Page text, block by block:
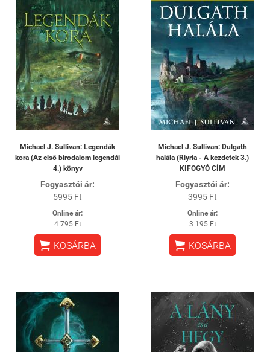
Michael J. Sullivan: Legendák
kora (Az első birodalom legendái
4.) könyv
Fogyasztói ár:
5995 Ft
Online ár:
4 795 Ft
 KOSÁRBA
Michael J. Sullivan: Dulgath
halála (Riyria - A kezdetek 3.)
KIFOGYÓ CÍM
Fogyasztói ár:
3995 Ft
Online ár:
3 195 Ft
 KOSÁRBA